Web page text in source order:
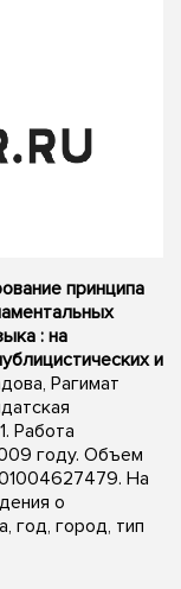
принципа
: на
и
Рагимат
Работа
году. Объем
01004627479. На
о
год, город, тип